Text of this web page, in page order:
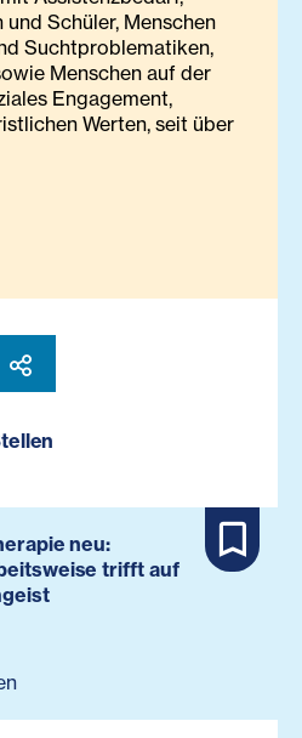
und Schüler, Menschen
Suchtproblematiken,
Menschen auf der
Engagement,
Werten, seit über
neu:
trifft auf